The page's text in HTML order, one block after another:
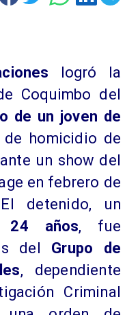
logró la
Coquimbo del
de un joven de
de homicidio de
un show del
en febrero de
detenido, un
24 años, fue
del Grupo de
, dependiente
Criminal